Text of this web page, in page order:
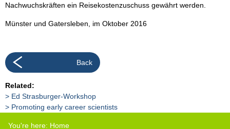
Nachwuchskräften ein Reisekostenzuschuss gewährt werden.
Münster und Gatersleben, im Oktober 2016
Back
Related:
Ed Strasburger-Workshop
Promoting early career scientists
You're here: Home